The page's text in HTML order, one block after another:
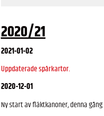
2020/21
2021-01-02
Uppdaterade spårkartor.
2020-12-01
Ny start av fläktkanoner, denna